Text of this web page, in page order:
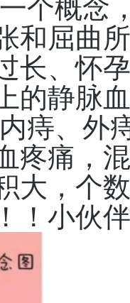
概念，
和屈曲
长、怀
的静脉
、外痔
疼痛，
大，个
！小伙